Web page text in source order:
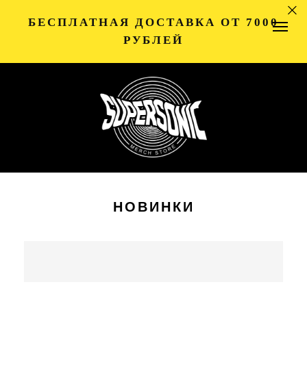
БЕСПЛАТНАЯ ДОСТАВКА ОТ 7000
РУБЛЕЙ
НОВИНКИ